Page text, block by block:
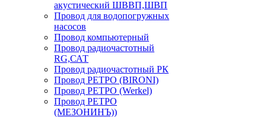
акустический ШВВП,ШВП
Провод для водопогружных
насосов
Провод компьютерный
Провод радиочастотный
RG,САТ
Провод радиочастотный РК
Провод РЕТРО (BIRONI)
Провод РЕТРО (Werkel)
Провод РЕТРО
(МЕЗОНИНЪ))